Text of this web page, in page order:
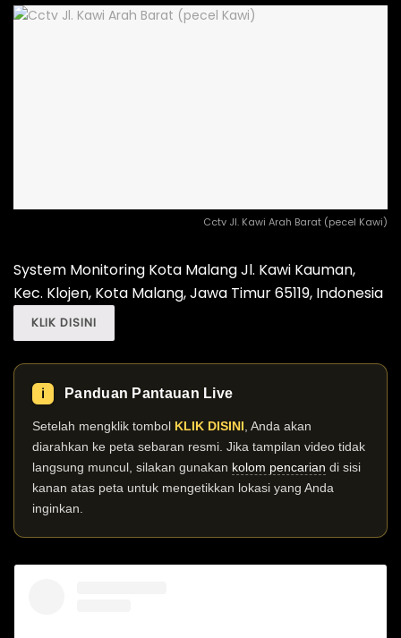
Cctv Jl. Kawi Arah Barat (pecel Kawi)
System Monitoring Kota Malang Jl. Kawi Kauman,
Kec. Klojen, Kota Malang, Jawa Timur 65119, Indonesia
KLIK DISINI
ℹ️ Panduan Pantauan Live
Setelah mengklik tombol KLIK DISINI , Anda akan
diarahkan ke peta sebaran resmi. Jika tampilan video tidak
langsung muncul, silakan gunakan kolom pencarian di sisi
kanan atas peta untuk mengetikkan lokasi yang Anda
inginkan.